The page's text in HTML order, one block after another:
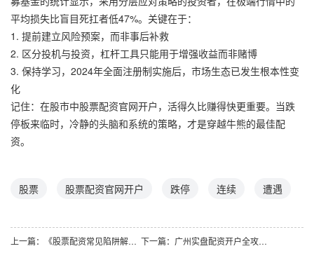
平均损失比盲目死扛者低47%。关键在于：
1. 提前建立风险预案，而非事后补救
2. 区分投机与投资，杠杆工具只能用于增强收益而非赌博
3. 保持学习，2024年全面注册制实施后，市场生态已发生根本性变
化
记住：在股市中股票配资官网开户，活得久比赚得快更重要。当跌
停板来临时，冷静的头脑和系统的策略，才是穿越牛熊的最佳配
资。
股票 股票配资官网开户 跌停 连续 遭遇
上一篇： 《股票配资常见陷阱解析避坑指南：识别虚假平台与资金安全风险》 下一篇： 广州实盘配资开户全攻略：掌握这些技巧轻松避坑！